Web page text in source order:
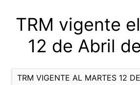
TRM vigente
12 de Abril
TRM VIGENTE AL MARTES 12